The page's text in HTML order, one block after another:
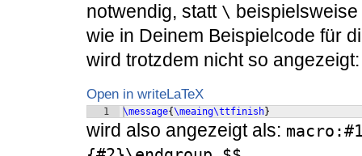
notwendig, statt \ beispielsweise
wie in Deinem Beispielcode für
wird trotzdem nicht so angezeigt:
Open in writeLaTeX
1 \message{\meaing\ttfinish}
wird also angezeigt als: